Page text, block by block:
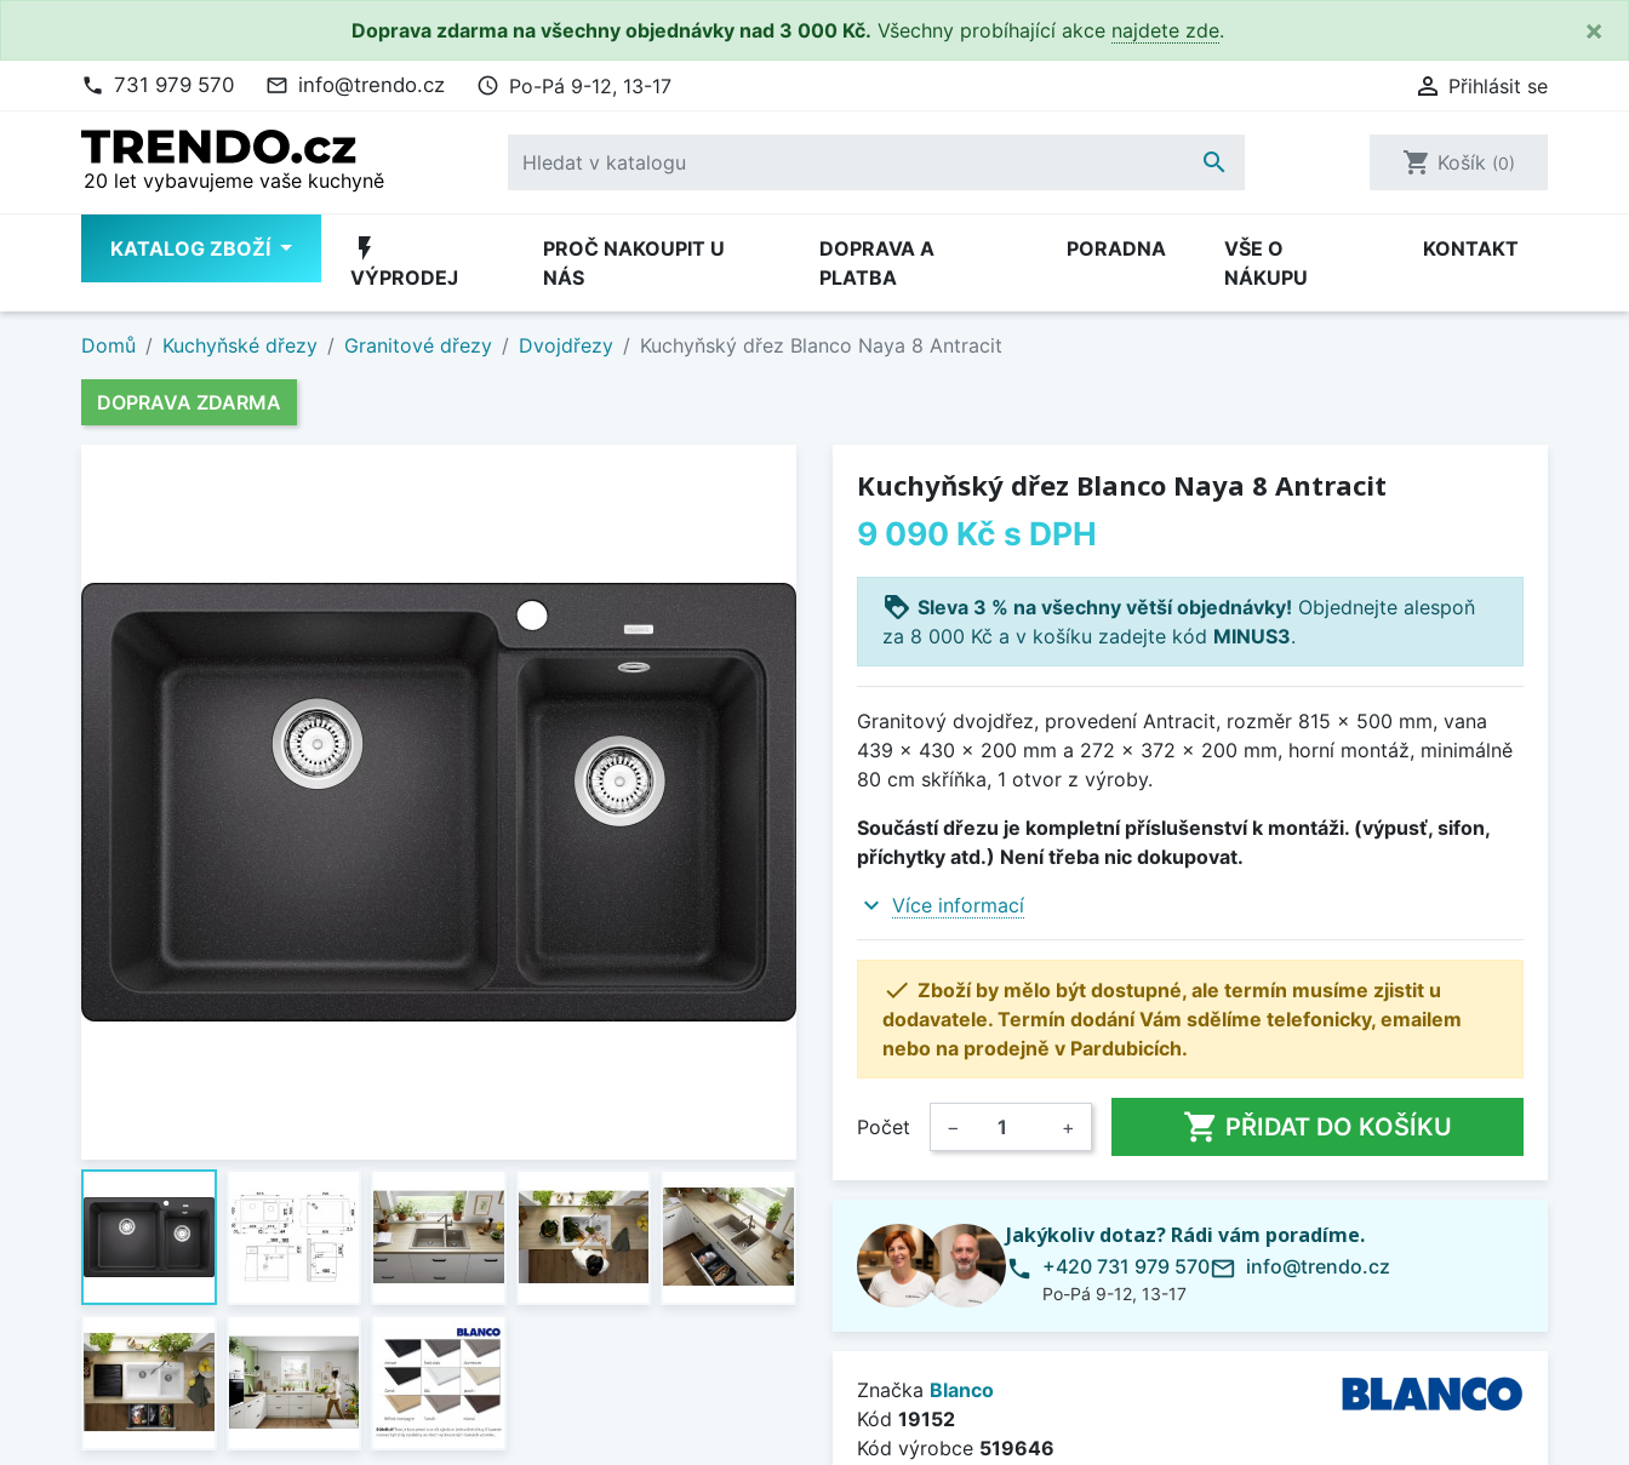
Doprava zdarma na všechny objednávky nad 3 000 Kč. Všechny probíhající akce najdete zde. ×
phone 731 979 570 mail_outline info@trendo.cz access_time Po-Pá 9-12, 13-17  Přihlásit se
20 let vybavujeme vaše kuchyně
 shopping_cart Košík (0)
KATALOG ZBOŽÍ flash_on
VÝPRODEJ
PROČ NAKOUPIT U
NÁS
DOPRAVA A
PLATBA
PORADNA
VŠE O
NÁKUPU
KONTAKT
Domů Kuchyňské dřezy Granitové dřezy Dvojdřezy Kuchyňský dřez Blanco Naya 8 Antracit
DOPRAVA ZDARMA
Kuchyňský dřez Blanco Naya 8 Antracit
9 090 Kč s DPH
loyalty Sleva 3 % na všechny větší objednávky! Objednejte alespoň
za 8 000 Kč a v košíku zadejte kód MINUS3.
Granitový dvojdřez, provedení Antracit, rozměr 815 x 500 mm, vana
439 x 430 x 200 mm a 272 x 372 x 200 mm, horní montáž, minimálně
80 cm skříňka, 1 otvor z výroby.
Součástí dřezu je kompletní příslušenství k montáži. (výpusť, sifon,
příchytky atd.) Není třeba nic dokupovat.
expand_more Více informací
 Zboží by mělo být dostupné, ale termín musíme zjistit u
dodavatele. Termín dodání Vám sdělíme telefonicky, emailem
nebo na prodejně v Pardubicích.
Počet − +  PŘIDAT DO KOŠÍKU
Jakýkoliv dotaz? Rádi vám poradíme.
phone +420 731 979 570
Po-Pá 9-12, 13-17
mail_outline info@trendo.cz
Značka Blanco
Kód 19152
Kód výrobce 519646